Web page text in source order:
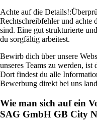
Achte auf die Details!:
Rechtschreibfehler und achte
sind. Eine gut strukturierte
du sorgfältig arbeitest.
Bewirb dich über unsere
unseres Teams zu werden, ist
Dort findest du alle
Bewerbung direkt bei uns
Wie man sich auf ein
SAG GmbH GB City